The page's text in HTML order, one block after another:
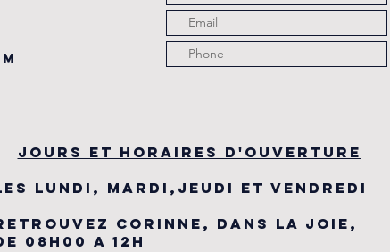
JOURS ET HORAIRES D'OUVERTURE
LUNDI, MARDI,JEUDI ET VENDREDI
CORINNE, DANS LA JOIE,
08H00 A 12H